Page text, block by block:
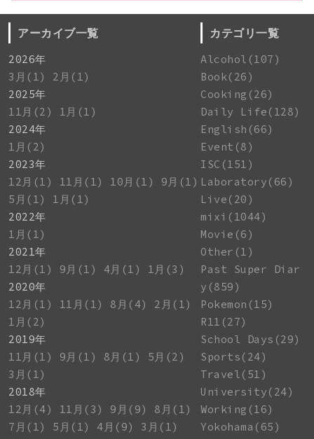
アーカイブ一覧
2026年
3月(1)
2月(1)
2025年
11月(2)
1月(1)
2024年
1月(2)
2023年
12月(1)
11月(1) 10月(1)
9月(1)
5月(1)
1月(1)
2022年
1月(1)
2021年
12月(1)
9月(1) 4月(1)
1月(3)
2020年
12月(1)
11月(1) 8月(4)
2月(1)
1月(2)
2019年
11月(1)
9月(1) 8月(1)
5月(2)
3月(1)
2018年
12月(4)
11月(3) 9月(9)
8月(1)
7月(1)
5月(1) 4月(9)
3月(1)
カテゴリ一覧
Alcohol(107)
Book(26)
Cooking(26)
Daily Life(128)
English(66)
Event(8)
ISC(151)
Laboratory(66)
Live(20)
mixi(1044)
Movie(6)
Other(1)
Past Super Diar
y(859)
Pokemon(15)
R11(27)
School Days(29)
Sports(24)
Travel(51)
University(24)
Working(16)
Yokohama(65)